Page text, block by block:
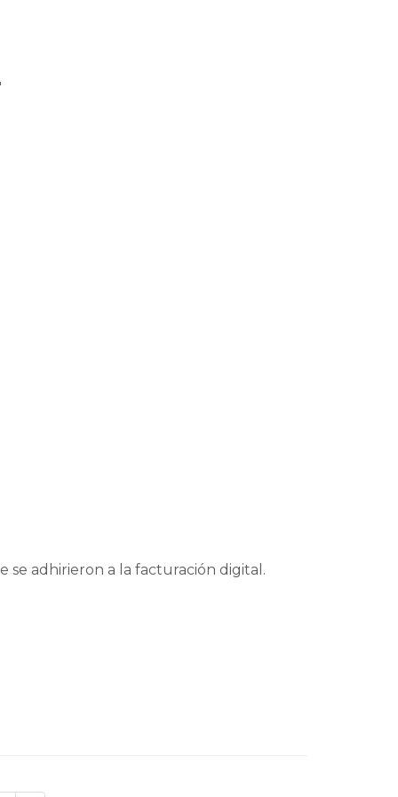
se adhirieron a la facturación digital.